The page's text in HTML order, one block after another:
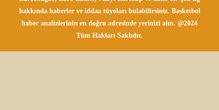
hakkında haberler ve iddaa tüyoları bulabilirsiniz. Basketbol
haber analizlerinin en doğru adresinde yerinizi alın. @2024
Tüm Hakları Saklıdır.